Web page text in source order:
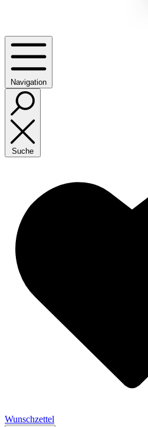
Navigation
Suche
Wunschzettel